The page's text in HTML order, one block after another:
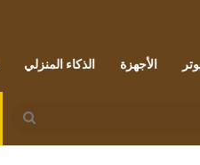
الأجهزة الذكاء المنزلي
بحث
عن